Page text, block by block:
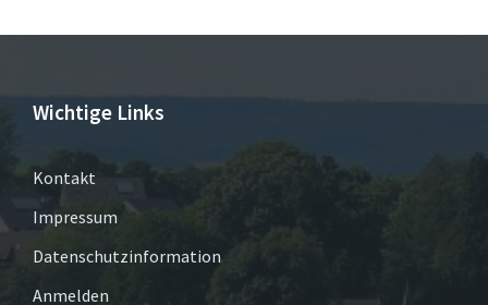
Wichtige Links
Kontakt
Impressum
Datenschutzinformation
Anmelden